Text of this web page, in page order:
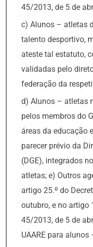
45/2013, de 5 de
c) Alunos – atletas
talento desportivo,
ateste tal estatuto,
validadas pelo
federação da
d) Alunos – atletas
pelos membros do
áreas da educação
parecer prévio da
(DGE), integrados
atletas; e) Outros
artigo 25.º do
outubro, e no artigo
45/2013, de 5 de
UAARE para alunos